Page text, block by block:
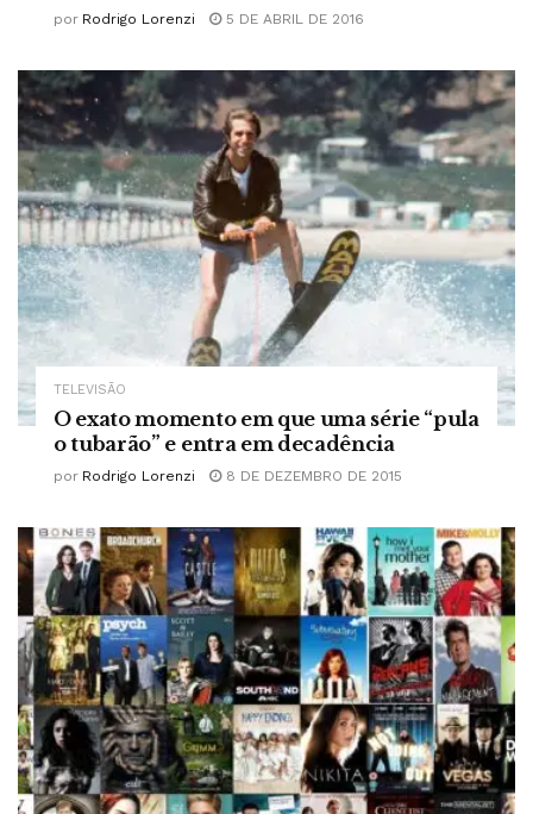
por Rodrigo Lorenzi 5 DE ABRIL DE 2016
TELEVISÃO
O exato momento em que uma série “pula
o tubarão” e entra em decadência
por Rodrigo Lorenzi 8 DE DEZEMBRO DE 2015